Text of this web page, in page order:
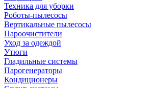
Техника для уборки
Роботы-пылесосы
Вертикальные пылесосы
Пароочистители
Уход за одеждой
Утюги
Гладильные системы
Парогенераторы
Кондиционеры